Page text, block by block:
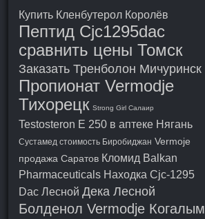
Купить Кленбутерол Королёв
Пептид Cjc1295dac
сравнить цены Томск
Заказать Тренболон Мичуринск
Пропионат Vermodje
Тихорецк Strong Girl Салаир
Testosteron E 250 в аптеке Нягань
Сустамед стоимость Биробиджан Vermoje
продажа Саратов Кломид Balkan
Pharmaceuticals Находка Cjc-1295
Dac Лесной Дека Лесной
Болденол Vermodje Когалым